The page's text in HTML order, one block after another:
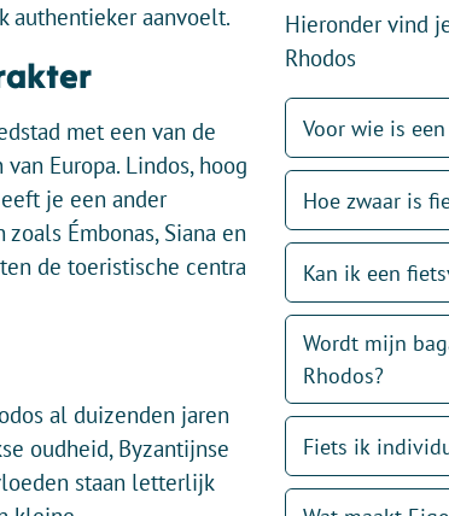
authentieker aanvoelt.
met een van de
Europa. Lindos, hoog
je een ander
Émbonas, Siana en
de toeristische centra
al duizenden jaren
oudheid, Byzantijnse
staan letterlijk
Hieronder vind
Rhodos
Voor wie is
Hoe zwaar is
Kan ik een
Wordt mijn
Rhodos?
Fiets ik